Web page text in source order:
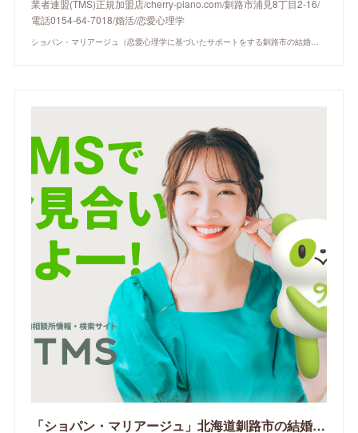
業者連盟(TMS)正規加盟店/cherry-piano.com/釧路市浦見8丁目2-16/
電話0154-64-7018/婚活/恋愛心理学
ショパン・マリアージュ（恋愛心理学に基づいたサポートをする釧路市の結婚相談所）/ 全国結婚相談事業者連盟正規加盟店 / cherry-piano.com
「ショパン・マリアージュ」北海道釧路市の結婚相談所 | TMS（全国結婚相談事業者連盟）公式サイト